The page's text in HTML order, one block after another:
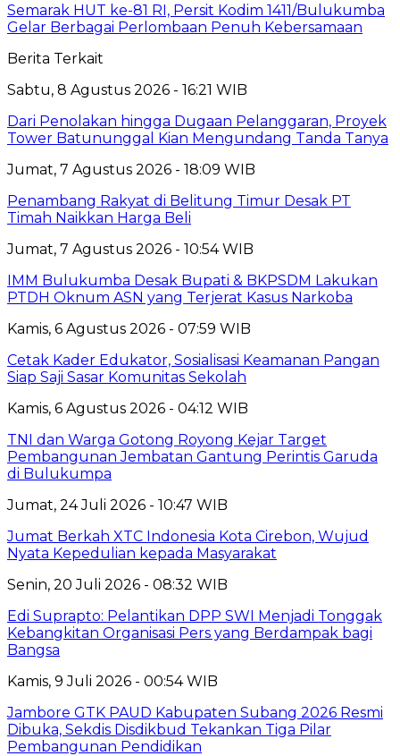
Semarak HUT ke-81 RI, Persit Kodim 1411/Bulukumba
Gelar Berbagai Perlombaan Penuh Kebersamaan
Berita Terkait
Sabtu, 8 Agustus 2026 - 16:21 WIB
Dari Penolakan hingga Dugaan Pelanggaran, Proyek
Tower Batununggal Kian Mengundang Tanda Tanya
Jumat, 7 Agustus 2026 - 18:09 WIB
Penambang Rakyat di Belitung Timur Desak PT
Timah Naikkan Harga Beli
Jumat, 7 Agustus 2026 - 10:54 WIB
IMM Bulukumba Desak Bupati & BKPSDM Lakukan
PTDH Oknum ASN yang Terjerat Kasus Narkoba
Kamis, 6 Agustus 2026 - 07:59 WIB
Cetak Kader Edukator, Sosialisasi Keamanan Pangan
Siap Saji Sasar Komunitas Sekolah
Kamis, 6 Agustus 2026 - 04:12 WIB
TNI dan Warga Gotong Royong Kejar Target
Pembangunan Jembatan Gantung Perintis Garuda
di Bulukumpa
Jumat, 24 Juli 2026 - 10:47 WIB
Jumat Berkah XTC Indonesia Kota Cirebon, Wujud
Nyata Kepedulian kepada Masyarakat
Senin, 20 Juli 2026 - 08:32 WIB
Edi Suprapto: Pelantikan DPP SWI Menjadi Tonggak
Kebangkitan Organisasi Pers yang Berdampak bagi
Bangsa
Kamis, 9 Juli 2026 - 00:54 WIB
Jambore GTK PAUD Kabupaten Subang 2026 Resmi
Dibuka, Sekdis Disdikbud Tekankan Tiga Pilar
Pembangunan Pendidikan